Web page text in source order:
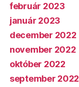
február 2023
január 2023
december 2022
november 2022
október 2022
september 2022